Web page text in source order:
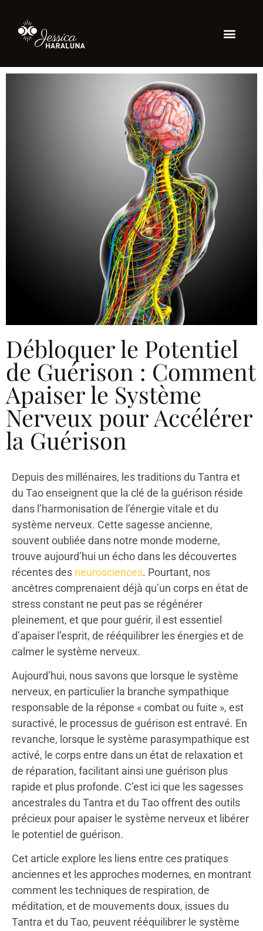
Débloquer le Potentiel
de Guérison : Comment
Apaiser le Système
Nerveux pour Accélérer
la Guérison
Depuis des millénaires, les traditions du Tantra et
du Tao enseignent que la clé de la guérison réside
dans l’harmonisation de l’énergie vitale et du
système nerveux. Cette sagesse ancienne,
souvent oubliée dans notre monde moderne,
trouve aujourd’hui un écho dans les découvertes
récentes des neurosciences. Pourtant, nos
ancêtres comprenaient déjà qu’un corps en état de
stress constant ne peut pas se régénérer
pleinement, et que pour guérir, il est essentiel
d’apaiser l’esprit, de rééquilibrer les énergies et de
calmer le système nerveux.
Aujourd’hui, nous savons que lorsque le système
nerveux, en particulier la branche sympathique
responsable de la réponse « combat ou fuite », est
suractivé, le processus de guérison est entravé. En
revanche, lorsque le système parasympathique est
activé, le corps entre dans un état de relaxation et
de réparation, facilitant ainsi une guérison plus
rapide et plus profonde. C’est ici que les sagesses
ancestrales du Tantra et du Tao offrent des outils
précieux pour apaiser le système nerveux et libérer
le potentiel de guérison.
Cet article explore les liens entre ces pratiques
anciennes et les approches modernes, en montrant
comment les techniques de respiration, de
méditation, et de mouvements doux, issues du
Tantra et du Tao, peuvent rééquilibrer le système